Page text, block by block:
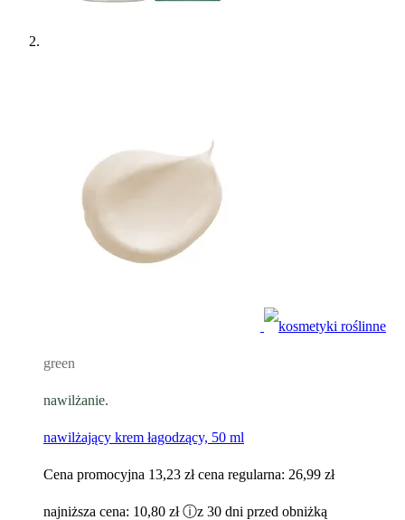
green
nawilżanie.
nawilżający krem łagodzący, 50 ml
Cena promocyjna 13,23 zł cena regularna: 26,99 zł
najniższa cena: 10,80 zł ⓘz 30 dni przed obniżką